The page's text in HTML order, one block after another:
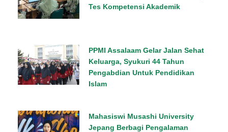
Tes Kompetensi Akademik
PPMI Assalaam Gelar Jalan Sehat
Keluarga, Syukuri 44 Tahun
Pengabdian Untuk Pendidikan
Islam
Mahasiswi Musashi University
Jepang Berbagi Pengalaman